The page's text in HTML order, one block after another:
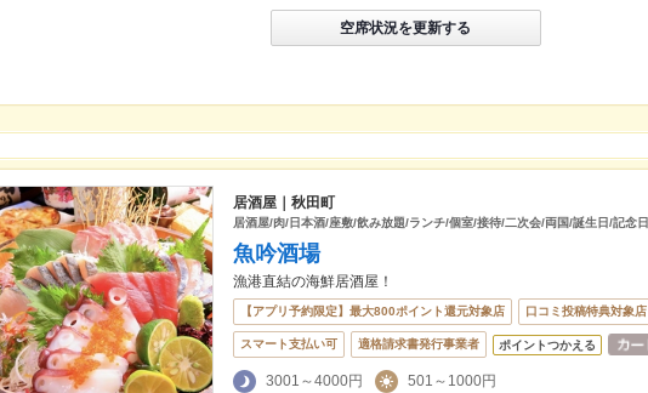
空席状況を更新する
居酒屋｜秋田町
居酒屋/肉/日本酒/座敷/飲み放題/ランチ/個室/接待/二次会/両国/誕生日/記念日
魚吟酒場
漁港直結の海鮮居酒屋！
【アプリ予約限定】最大800ポイント還元対象店 口コミ投稿特典対象店
スマート支払い可 適格請求書発行事業者 ポイントつかえる
3001～4000円
501～1000円